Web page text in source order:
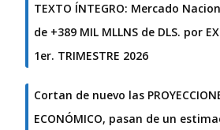
TEXTO ÍNTEGRO: Mercado
de +389 MIL MLLNS de DLS. por
1er. TRIMESTRE 2026
Cortan de nuevo las
ECONÓMICO, pasan de un